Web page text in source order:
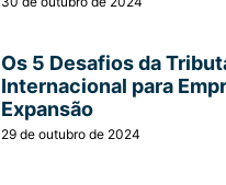
Os 5 Desafios da
Internacional para
Expansão
29 de outubro de 2024